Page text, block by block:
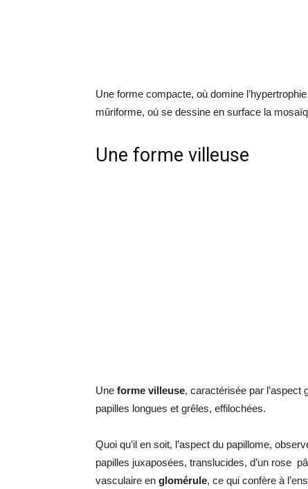
Une forme compacte, où domine
mûriforme, où se dessine en surface la
Une forme villeuse
Une forme villeuse, caractérisée par
papilles longues et grêles, effilochées.
Quoi qu’il en soit, l’aspect du papillome,
papilles juxaposées, translucides, d’un rose
vasculaire en glomérule, ce qui confère à